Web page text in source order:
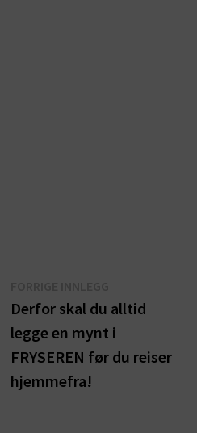
innlegg:
Derfor skal du alltid
legge en mynt i
FRYSEREN før du reiser
hjemmefra!